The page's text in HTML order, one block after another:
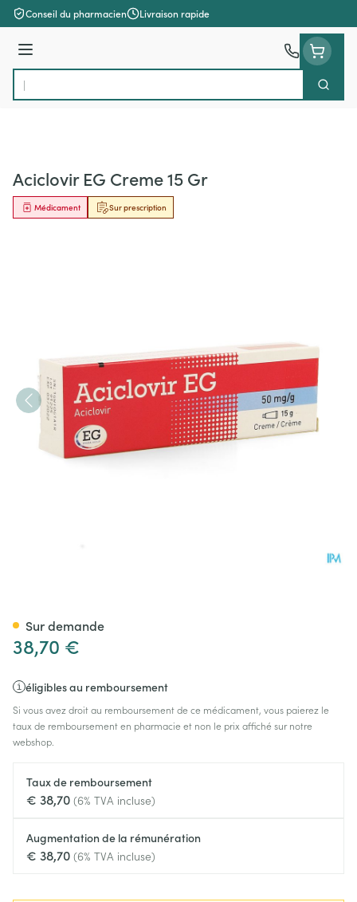
Aller au contenu
Conseil du pharmacien Livraison rapide
Menu
Rechercher
Aciclovir EG Creme 15 Gr
Sur prescription
Médicament
38,70 €
éligibles au remboursement
Si vous avez droit au remboursement de ce médicament, vous paierez le
taux de remboursement en pharmacie et non le prix affiché sur notre
webshop.
Taux de remboursement
€ 38,70 (6% TVA incluse)
Augmentation de la rémunération
€ 38,70 (6% TVA incluse)
Sur demande